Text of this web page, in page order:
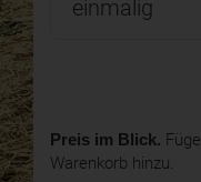
Preis im Blick.
Warenkorb hinzu.